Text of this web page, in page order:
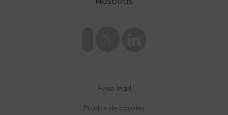
Aviso legal
Política de cookies